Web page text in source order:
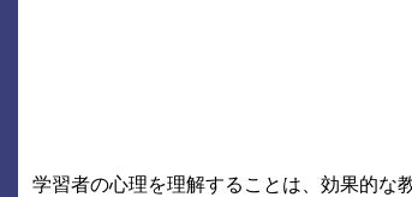
学習者の心理を理解することは、効果的な